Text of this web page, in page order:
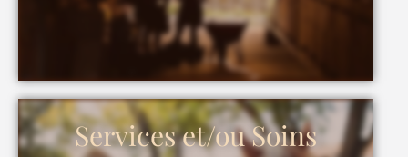
Services et/ou Soins